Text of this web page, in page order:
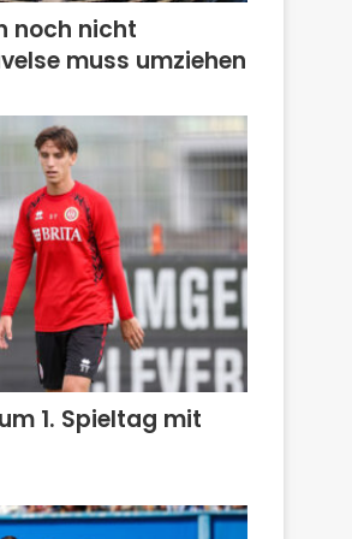
noch nicht
muss umziehen
1. Spieltag mit